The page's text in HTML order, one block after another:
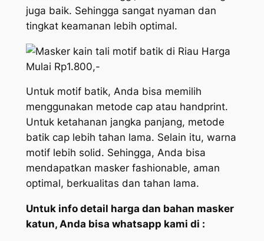
juga baik. Sehingga sangat nyaman dan
tingkat keamanan lebih optimal.
Untuk motif batik, Anda bisa memilih
menggunakan metode cap atau handprint.
Untuk ketahanan jangka panjang, metode
batik cap lebih tahan lama. Selain itu, warna
motif lebih solid. Sehingga, Anda bisa
mendapatkan masker fashionable, aman
optimal, berkualitas dan tahan lama.
Untuk info detail harga dan bahan masker
katun, Anda bisa whatsapp kami di :